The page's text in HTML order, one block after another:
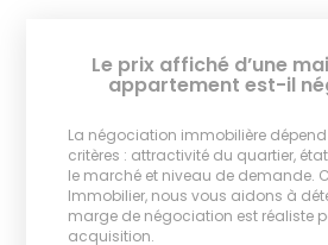
Le prix affiché d’une
appartement est-il
La négociation immobilière
critères : attractivité du quartier,
le marché et niveau de demande.
Immobilier, nous vous aidons à
marge de négociation est réaliste
acquisition.